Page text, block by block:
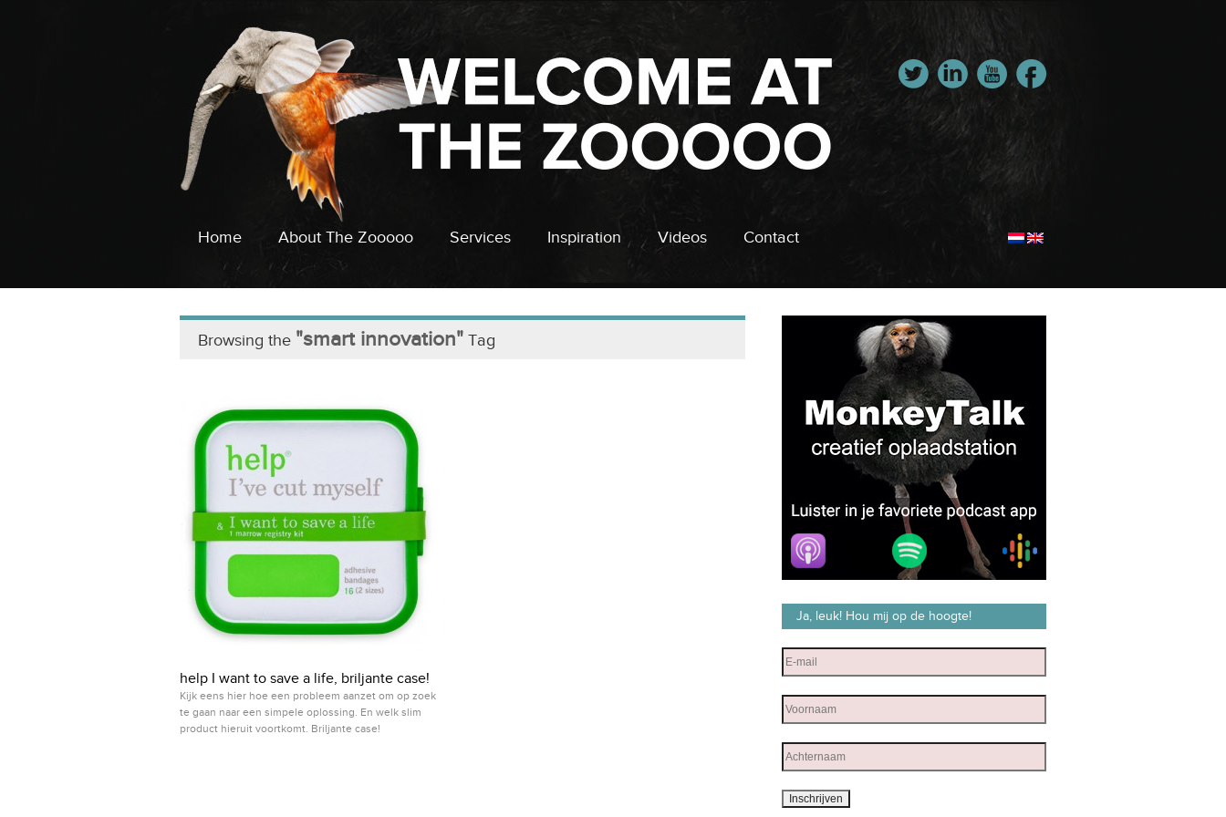
Home About The Zooooo Services Inspiration Videos Contact
Browsing the "smart innovation" Tag
help I want to save a life, briljante case!
Kijk eens hier hoe een probleem aanzet om op zoek
te gaan naar een simpele oplossing. En welk slim
product hieruit voortkomt. Briljante case!
Ja, leuk! Hou mij op de hoogte!